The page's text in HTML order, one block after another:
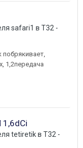
safari1 в T32 -
1,2передача
1,6dCi
tetiretikв T32 -